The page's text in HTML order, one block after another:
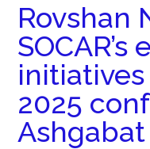
Rovshan
initiatives
2025
Ashgabat